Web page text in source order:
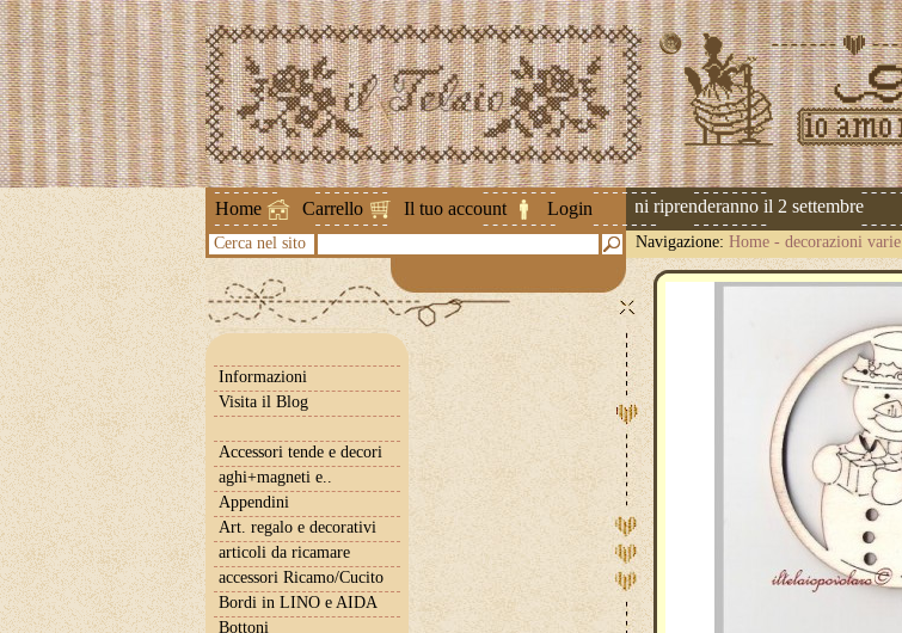
Home Carrello Il tuo account Login
Attenzione ! Le spedizioni riprenderanno il 2 settembre
Cerca nel sito Navigazione: Home - decorazioni varie
Informazioni
Visita il Blog
Accessori tende e decori
aghi+magneti e..
Appendini
Art. regalo e decorativi
articoli da ricamare
accessori Ricamo/Cucito
Bordi in LINO e AIDA
Bottoni